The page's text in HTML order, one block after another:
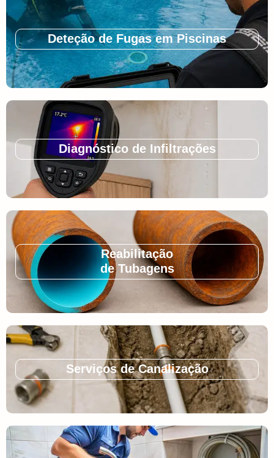
Deteção de Fugas em Piscinas
Diagnóstico de Infiltrações
Reabilitação
de Tubagens
Serviços de Canalização